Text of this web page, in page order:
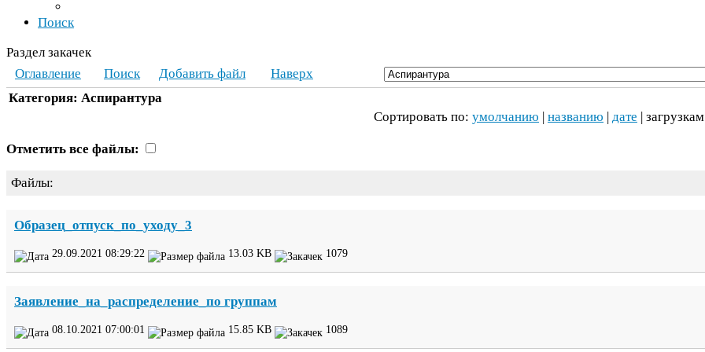
Поиск
Раздел закачек
Оглавление
Поиск Добавить файл
Наверх
Категория: Аспирантура
Сортировать по: умолчанию | названию | дате |
Отметить все файлы:
Файлы:
Образец_​отпуск_​по_​уходу_​ 3
29 09 2021 08:29:22 13 03 KB 1079
Заявление_​на_​распределение_​по группам
08 10 2021 07:00:01 15 85 KB 1089